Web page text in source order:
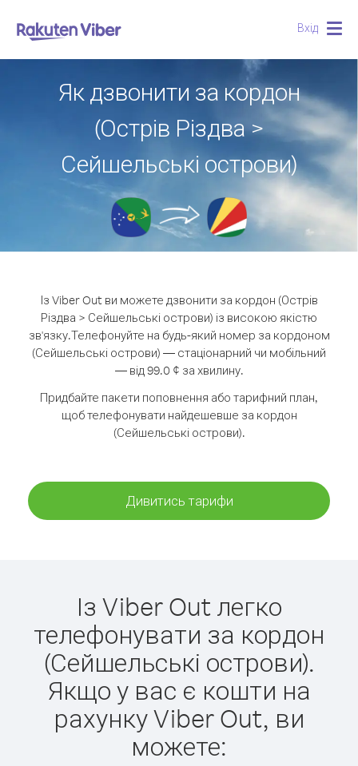
Вхід
Як дзвонити за кордон
(Острів Різдва >
Сейшельські острови)
Із Viber Out ви можете дзвонити за кордон (Острів
Різдва > Сейшельські острови) із високою якістю
зв'язку.Телефонуйте на будь-який номер за кордоном
(Сейшельські острови) — стаціонарний чи мобільний
— від 99.0 ¢ за хвилину.
Придбайте пакети поповнення або тарифний план,
щоб телефонувати найдешевше за кордон
(Сейшельські острови).
Дивитись тарифи
Із Viber Out легко
телефонувати за кордон
(Сейшельські острови).
Якщо у вас є кошти на
рахунку Viber Out, ви
можете: